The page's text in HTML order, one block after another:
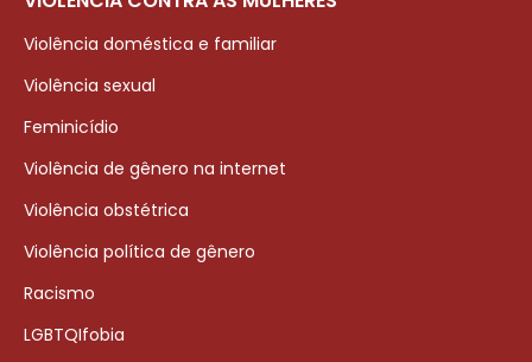
Violência doméstica e familiar
Violência sexual
Feminicídio
Violência de gênero na internet
Violência obstétrica
Violência política de gênero
Racismo
LGBTQIfobia